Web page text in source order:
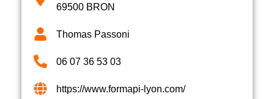
69500 BRON
Thomas Passoni
06 07 36 53 03
https://www.formapi-lyon.com/